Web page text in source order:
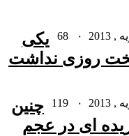
۰
یکی
روزی نداشت
۰
چنین
ای در عجم